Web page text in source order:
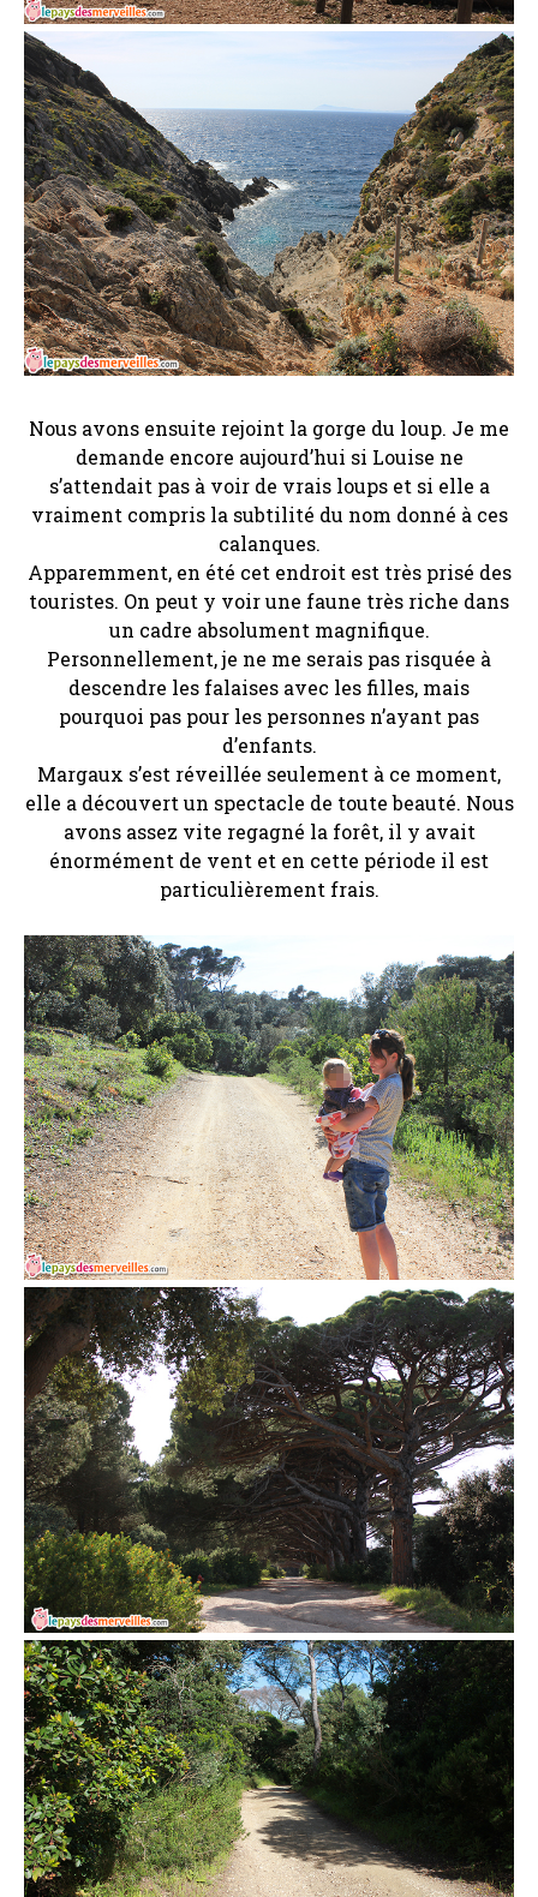
Nous avons ensuite rejoint la gorge du loup. Je me
demande encore aujourd’hui si Louise ne
s’attendait pas à voir de vrais loups et si elle a
vraiment compris la subtilité du nom donné à ces
calanques.
Apparemment, en été cet endroit est très prisé des
touristes. On peut y voir une faune très riche dans
un cadre absolument magnifique.
Personnellement, je ne me serais pas risquée à
descendre les falaises avec les filles, mais
pourquoi pas pour les personnes n’ayant pas
d’enfants.
Margaux s’est réveillée seulement à ce moment,
elle a découvert un spectacle de toute beauté. Nous
avons assez vite regagné la forêt, il y avait
énormément de vent et en cette période il est
particulièrement frais.